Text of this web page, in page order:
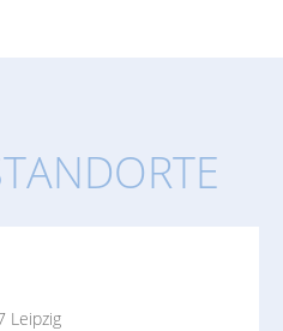
Leipzig